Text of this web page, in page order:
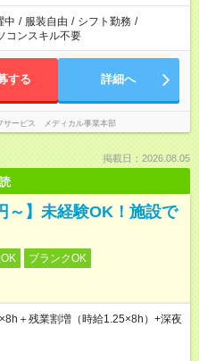
中 / 服装自由 / シフト勤務 /
コンスキル不要
する 詳細へ
サービス メディカル事業本部
掲載日：2026.08.05
～】未経験OK！施設で
ブランクOK
＋残業割増（時給1.25×8h）+深夜